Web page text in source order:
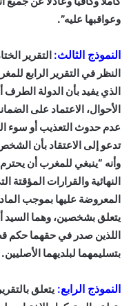
وعواقبها عليه”.
النموذج الثالث: التقرير
النظر في التقرير الرابع
الذي يفيد بأن الدولة
الأحوال، الاعتماد على
عدم حدوث التعذيب أو سوء
تدعو إلى الاعتقاد بأن
وأنه “ينبغي للمغرب أن يحترم
النهائية والقرارات المؤقتة
يتعلق بشخصين، وهما السيد
اللذين صدر في حقهما حكم
بتسليمهما لبلديهما الأصليين.
النموذج الرابع: يتعلق